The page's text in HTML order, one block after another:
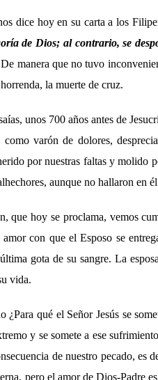
dice hoy en su carta a los
de Dios; al contrario, se
De manera que no tuvo
la muerte de cruz.
unos 700 años antes de
como varón de dolores,
por nuestras faltas y molido
aunque no hallaron en
que hoy se proclama, vemos
amor con que el Esposo se
gota de su sangre. La
vida.
¿Para qué el Señor Jesús se
y se somete a ese
de nuestro pecado, es
pero el amor de Dios-Padre